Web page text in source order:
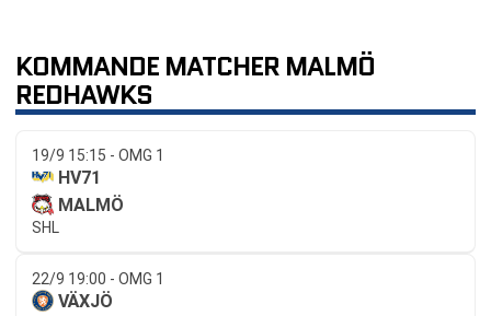
KOMMANDE MATCHER MALMÖ
REDHAWKS
19/9 15:15 - OMG 1
HV71
MALMÖ
SHL
22/9 19:00 - OMG 1
VÄXJÖ